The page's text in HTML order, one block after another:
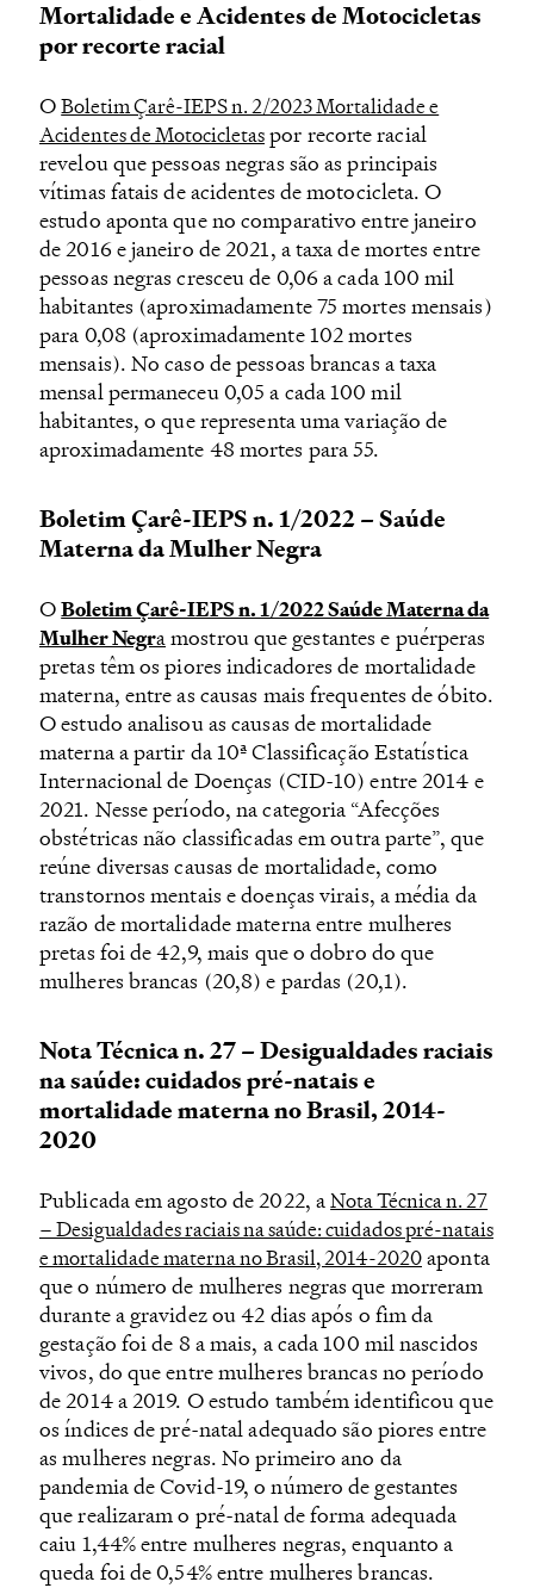
Mortalidade e Acidentes de Motocicletas
por recorte racial
OBoletim Çarê-IEPS n. 2/2023 Mortalidade e
Acidentes de Motocicletaspor recorte racial
revelou que pessoas negras são as principais
vítimas fatais de acidentes de motocicleta. O
estudo aponta que no comparativo entre janeiro
de 2016 e janeiro de 2021, a taxa de mortes entre
pessoas negras cresceu de 0,06 a cada 100 mil
habitantes (aproximadamente 75 mortes mensais)
para 0,08 (aproximadamente 102 mortes
mensais). No caso de pessoas brancas a taxa
mensal permaneceu 0,05 a cada 100 mil
habitantes, o que representa uma variação de
aproximadamente 48 mortes para 55.
Boletim Çarê-IEPS n. 1/2022 – Saúde
Materna da Mulher Negra
OBoletim Çarê-IEPS n. 1/2022 Saúde Materna da
Mulher Negramostrou que gestantes e puérperas
pretas têm os piores indicadores de mortalidade
materna, entre as causas mais frequentes de óbito.
O estudo analisou as causas de mortalidade
materna a partir da 10ª Classificação Estatística
Internacional de Doenças (CID-10) entre 2014 e
2021. Nesse período, na categoria “Afecções
obstétricas não classificadas em outra parte”, que
reúne diversas causas de mortalidade, como
transtornos mentais e doenças virais, a média da
razão de mortalidade materna entre mulheres
pretas foi de 42,9, mais que o dobro do que
mulheres brancas (20,8) e pardas (20,1).
Nota Técnica n. 27 – Desigualdades raciais
na saúde: cuidados pré-natais e
mortalidade materna no Brasil, 2014-
2020
Publicada em agosto de 2022, aNota Técnica n. 27
– Desigualdades raciais na saúde: cuidados pré-natais
e mortalidade materna no Brasil, 2014-2020aponta
que o número de mulheres negras que morreram
durante a gravidez ou 42 dias após o fim da
gestação foi de 8 a mais, a cada 100 mil nascidos
vivos, do que entre mulheres brancas no período
de 2014 a 2019. O estudo também identificou que
os índices de pré-natal adequado são piores entre
as mulheres negras. No primeiro ano da
pandemia de Covid-19, o número de gestantes
que realizaram o pré-natal de forma adequada
caiu 1,44% entre mulheres negras, enquanto a
queda foi de 0,54% entre mulheres brancas.